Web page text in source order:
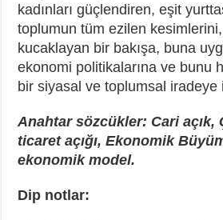
kadınları güçlendiren, eşit
toplumun tüm ezilen
kucaklayan bir bakışa, buna
ekonomi politikalarına ve bunu
bir siyasal ve toplumsal iradeye
Anahtar sözcükler: Cari açık,
ticaret açığı, Ekonomik
ekonomik model.
Dip notlar: